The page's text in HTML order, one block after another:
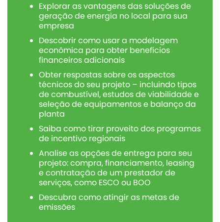
Explorar as vantagens das soluções de
geração de energia no local para sua
empresa
Descobrir como usar a modelagem
econômica para obter benefícios
financeiros adicionais
Obter respostas sobre os aspectos
técnicos do seu projeto – incluindo tipos
de combustível, estudos de viabilidade e
seleção de equipamentos e balanço da
planta
Saiba como tirar proveito dos programas
de incentivo regionais
Analise as opções de entrega para seu
projeto: compra, financiamento, leasing
e contratação de um prestador de
serviços, como ESCO ou BOO
Descubra como atingir as metas de
emissões